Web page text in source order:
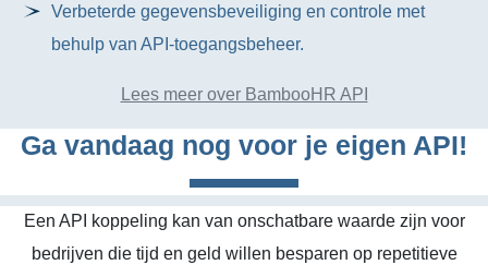
Verbeterde gegevensbeveiliging en controle met
behulp van API-toegangsbeheer.
Lees meer over BambooHR API
Ga vandaag nog voor je eigen API!
Een API koppeling kan van onschatbare waarde zijn voor
bedrijven die tijd en geld willen besparen op repetitieve